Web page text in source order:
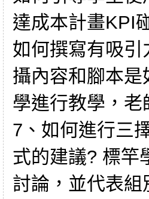
達成本計畫KPI
如何撰寫有吸
攝內容和腳本
學進行教學，
7、如何進行三
式的建議? 標竿
討論，並代表